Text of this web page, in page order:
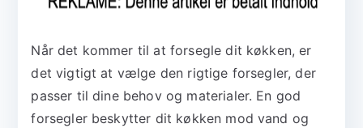
Når det kommer til at forsegle dit køkken, er
det vigtigt at vælge den rigtige forsegler, der
passer til dine behov og materialer. En god
forsegler beskytter dit køkken mod vand og